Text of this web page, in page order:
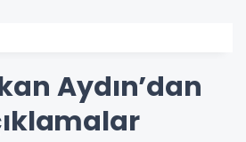
Aydın’dan